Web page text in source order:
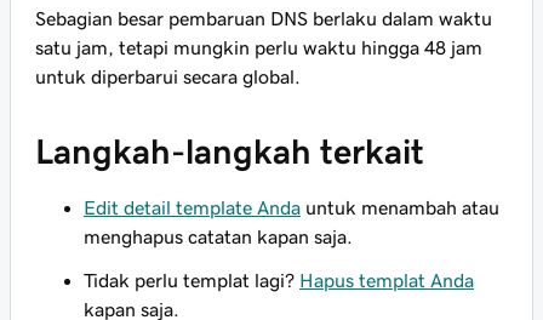
Sebagian besar pembaruan DNS berlaku dalam waktu
satu jam, tetapi mungkin perlu waktu hingga 48 jam
untuk diperbarui secara global.
Langkah-langkah terkait
Edit detail template Anda untuk menambah atau
menghapus catatan kapan saja.
Tidak perlu templat lagi? Hapus templat Anda
kapan saja.